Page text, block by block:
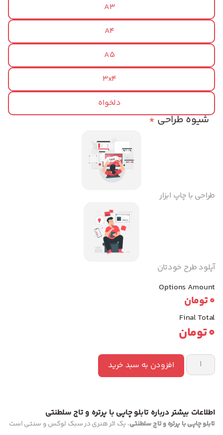
A3
A4
A5
3x4
دلخواه
*شیوه طراحی
طراحی با چاپ ابزار
آپلود طرح خودتان
Options Amount
0تومان
Final Total
0تومان
افزودن به سبد خرید
اطلاعات بیشتر درباره تابلو چاپی با پرتره و تاج سلطنتی
تابلو چاپی با پرتره و تاج سلطنتی، یک اثر هنری در سبک لوکس و سنتی است